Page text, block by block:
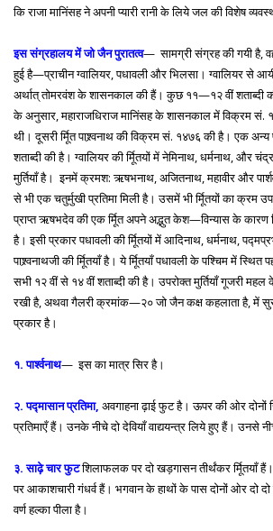
कि राजा मानिंसह ने अपनी प्यारी रानी के लिये जल की विशेष
इस संग्रहालय में जो जैन पुरातत्व— सामग्री संग्रह की गयी है, वह
हुई है—प्राचीन ग्वालियर, पधावली और भिलसा। ग्वालियर से आयी
अर्थात् तोमरवंश के शासनकाल की हैं। कुछ ११—१२ वीं शताब्दी
के अनुसार, महाराजधिराज मानिंसह के शासनकाल में विक्रम सं.
थी। दूसरी र्मूित पाश्र्वनाथ की विक्रम सं. १४७६ की है। एक अन्य
शताब्दी की है। ग्वालियर की र्मूितयों में नेमिनाथ, धर्मनाथ, और
मुर्तियाँ है। इनमें क्रमश: ऋषभनाथ, अजितनाथ, महावीर और
से भी एक चतुर्मुखी प्रतिमा मिली है। उसमें भी र्मूितयों का क्रम
प्राप्त ऋषभदेव की एक र्मूित अपने अद्भुत केश—विन्यास के कारण
है। इसी प्रकार पधावली की र्मूितयों में आदिनाथ, धर्मनाथ,
पाश्र्वनाथजी की र्मूितयाँ है। ये र्मूितयाँ पधावली के पश्चिम में स्थित
सभी १२ वीं से १४ वीं शताब्दी की है। उपरोक्त मुर्तियाँ गूजरी
रखी है, अथवा गैलरी क्रमांक—२० जो जैन कक्ष कहलाता है, में
प्रकार है।
१. पार्श्वनाथ— इस का मात्र सिर है।
२. पद्मासान प्रतिमा, अवगाहना ढ़ाई फुट है। ऊपर की ओर दोनों
प्रतिमाएँ हैं। उनके नीचे दो देवियाँ वाद्ययन्त्र लिये हुए हैं। उनसे
३. साढ़े चार फुटशिलाफलक पर दो खड़गासन तीर्थंकर र्मूितयाँ
पर आकाशचारी गंधर्व हैं। भगवान के हाथों के पास दोनों ओर दो
वर्ण हल्का पीला है।